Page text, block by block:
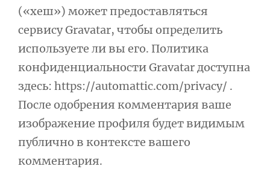
(«хеш») может предоставляться
сервису Gravatar, чтобы определить
используете ли вы его. Политика
конфиденциальности Gravatar доступна
здесь: https://automattic.com/privacy/ .
После одобрения комментария ваше
изображение профиля будет видимым
публично в контексте вашего
комментария.